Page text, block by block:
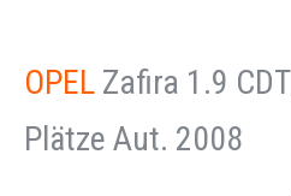
OPEL Zafira 1.9
Plätze Aut. 2008